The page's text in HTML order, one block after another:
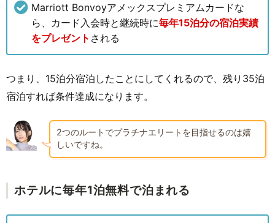
Marriott Bonvoyアメックスプレミアムカードな
ら、カード入会時と継続時に毎年15泊分の宿泊実績
をプレゼント される
つまり、15泊分宿泊したことにしてくれるので、残り35泊
宿泊すれば条件達成になります。
2つのルートでプラチナエリートを目指せるのは嬉
しいですね。
ホテルに毎年1泊無料で泊まれる